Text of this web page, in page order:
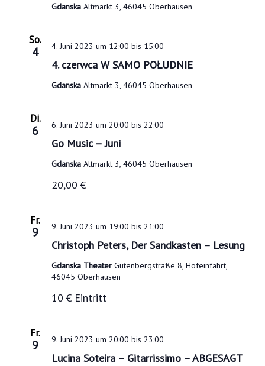
Gdanska Altmarkt 3, 46045 Oberhausen
So.
4
4. czerwca W SAMO POŁUDNIE
4. Juni 2023 um 12:00 bis 15:00
Gdanska Altmarkt 3, 46045 Oberhausen
Di.
6
Go Music – Juni
6. Juni 2023 um 20:00 bis 22:00
Gdanska Altmarkt 3, 46045 Oberhausen
20,00 €
Fr.
9
Christoph Peters, Der Sandkasten – Lesung
9. Juni 2023 um 19:00 bis 21:00
Gdanska Theater Gutenbergstraße 8, Hofeinfahrt,
46045 Oberhausen
10 € Eintritt
Fr.
9
Lucina Soteira – Gitarrissimo – ABGESAGT
9. Juni 2023 um 20:00 bis 23:00